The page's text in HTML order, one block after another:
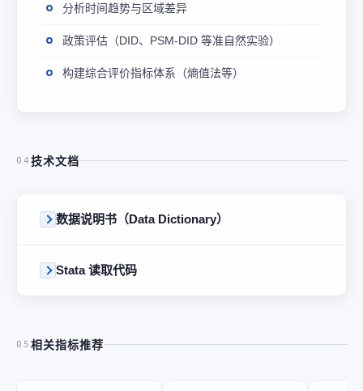
分析时间趋势与区域差异
政策评估（DID、PSM-DID 等准自然实验）
构建综合评价指标体系（熵值法等）
04 技术文档
数据说明书（Data Dictionary）
Stata 读取代码
05 相关指标推荐